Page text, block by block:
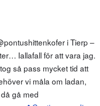
i Tierp –
Iallafall för att vara jag.
så pass mycket tid att
vi måla om ladan,
gå med